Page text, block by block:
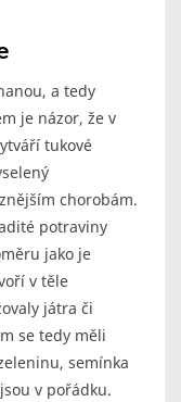
a tedy
je názor, že v
tukové
chorobám.
potraviny
jako je
v těle
játra či
se tedy měli
semínka
v pořádku.